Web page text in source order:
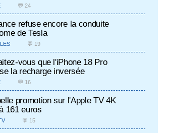
💬 24
refuse encore la conduite
de Tesla
💬 19
vous que l'iPhone 18 Pro
la recharge inversée
💬 16
promotion sur l'Apple TV 4K
161 euros
💬 15